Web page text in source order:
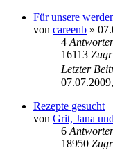
Für unsere
von careenb »
4
16113
Letzter
Rezepte gesucht
von Grit, Jana
6
18950